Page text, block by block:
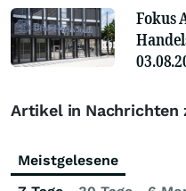
Fokus
Artikel in Nachrichten
Meistgelesene